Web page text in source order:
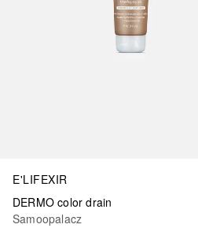
E'LIFEXIR
DERMO color drain
Samoopalacz